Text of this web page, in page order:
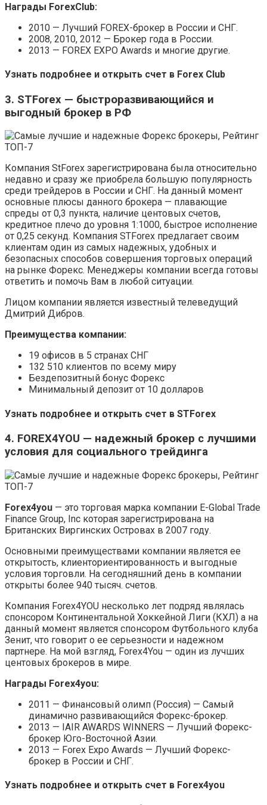
Награды ForexClub:
2010 — Лучший FOREX-брокер в России и СНГ.
2008, 2010, 2012 — Брокер года в России.
2013 — FOREX EXPO Awards и многие другие.
Узнать подробнее и открыть счет в Forex Club
3. STForex — быстроразвивающийся и
выгодный брокер в РФ
Компания StForex зарегистрирована была относительно
недавно и сразу же приобрела большую популярность
среди трейдеров в России и СНГ. На данный момент
основные плюсы данного брокера — плавающие
спреды от 0,3 пункта, наличие центовых счетов,
кредитное плечо до уровня 1:1000, быстрое исполнение
от 0,25 секунд. Компания STForex предлагает своим
клиентам один из самых надежных, удобных и
безопасных способов совершения торговых операций
на рынке Форекс. Менеджеры компании всегда готовы
ответить и помочь Вам в любой ситуации.
Лицом компании является известный телеведущий
Дмитрий Дибров.
Преимущества компании:
19 офисов в 5 странах СНГ
132 510 клиентов по всему миру
Бездепозитный бонус Форекс
Минимальный депозит от 10 долларов
Узнать подробнее и открыть счет в STForex
4. FOREX4YOU — надежный брокер с лучшими
условия для социального трейдинга
Forex4you — это торговая марка компании E-Global Trade
Finance Group, Inc которая зарегистрирована на
Британских Виргинских Островах в 2007 году.
Основными преимуществами компании является ее
открытость, клиенториентированность и выгодные
условия торговли. На сегодняшний день в компании
открыты более 940 тысяч. счетов.
Компания Forex4YOU несколько лет подряд являлась
спонсором Континентальной Хоккейной Лиги (КХЛ) а на
данный момент является спонсором Футбольного клуба
Зенит, что говорит о ее серьезности и надежном
партнере. На мой взгляд, Forex4You — один из лучших
центовых брокеров в мире.
Награды Forex4you:
2011 — Финансовый олимп (Россия) — Самый
динамично развивающийся Форекс-брокер.
2013 — IAIR AWARDS WINNERS — Лучший Форекс-
брокер Юго-Восточной Азии.
2013 — Forex Expo Awards — Лучший Форекс-
брокер в России и СНГ.
Узнать подробнее и открыть счет в Forex4you